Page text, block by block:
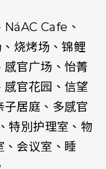
Cafe、
烧烤场、锦鲤
感官广场、怡菁
感官花园、信望
子居庭、多感官
特別护理室、物
、会议室、睡